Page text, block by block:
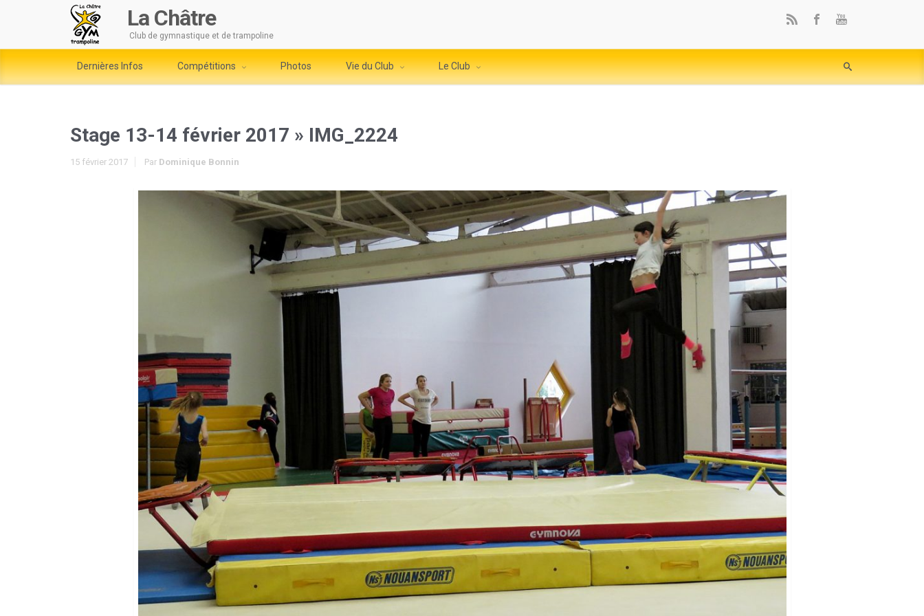
La Châtre
Club de gymnastique et de trampoline
Dernières Infos Compétitions Photos Vie du Club Le Club
Stage 13-14 février 2017 » IMG_2224
15 février 2017 Par Dominique Bonnin